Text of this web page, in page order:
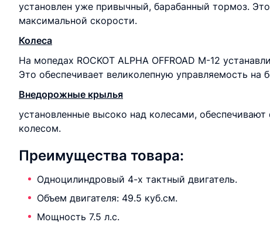
установлен уже привычный, барабанный тормоз.
максимальной скорости.
Колеса
На мопедах ROCKOT ALPHA OFFROAD M-12
Это обеспечивает великолепную управляемость
Внедорожные крылья
установленные высоко над колесами,
колесом.
Преимущества товара:
Одноцилиндровый 4-х тактный двигатель.
Объем двигателя: 49.5 куб.см.
Мощность 7.5 л.с.